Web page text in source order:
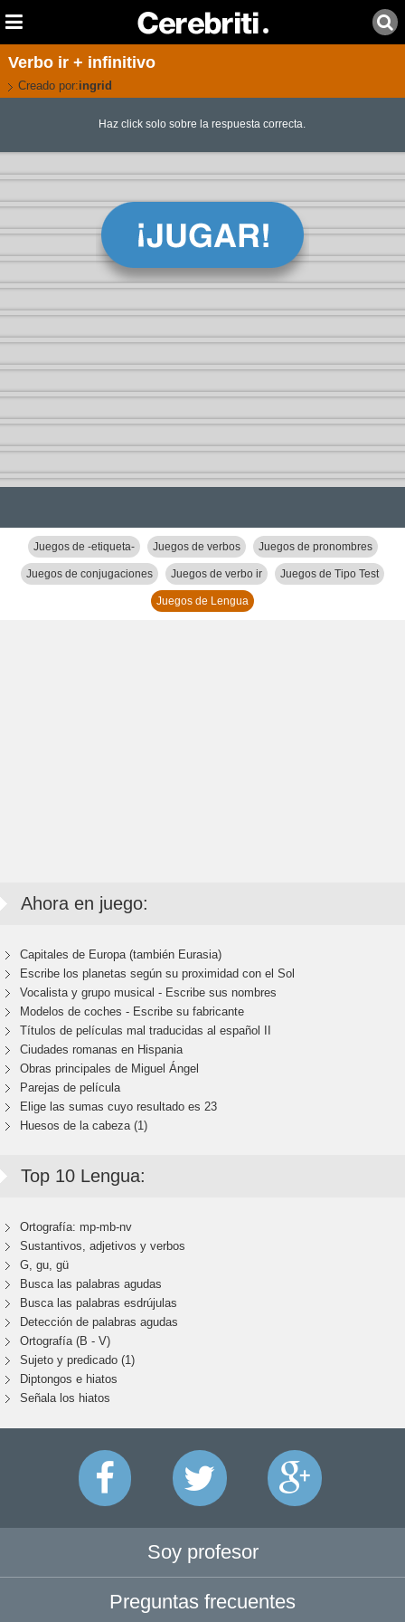
Verbo ir + infinitivo
Creado por:ingrid
Haz click solo sobre la respuesta correcta.
Juegos de -etiqueta- Juegos de verbos Juegos de pronombres
Juegos de conjugaciones Juegos de verbo ir Juegos de Tipo Test
Juegos de Lengua
Ahora en juego:
Capitales de Europa (también Eurasia)
Escribe los planetas según su proximidad con el Sol
Vocalista y grupo musical - Escribe sus nombres
Modelos de coches - Escribe su fabricante
Títulos de películas mal traducidas al español II
Ciudades romanas en Hispania
Obras principales de Miguel Ángel
Parejas de película
Elige las sumas cuyo resultado es 23
Huesos de la cabeza (1)
Top 10 Lengua:
Ortografía: mp-mb-nv
Sustantivos, adjetivos y verbos
G, gu, gü
Busca las palabras agudas
Busca las palabras esdrújulas
Detección de palabras agudas
Ortografía (B - V)
Sujeto y predicado (1)
Diptongos e hiatos
Señala los hiatos
Soy profesor
Preguntas frecuentes